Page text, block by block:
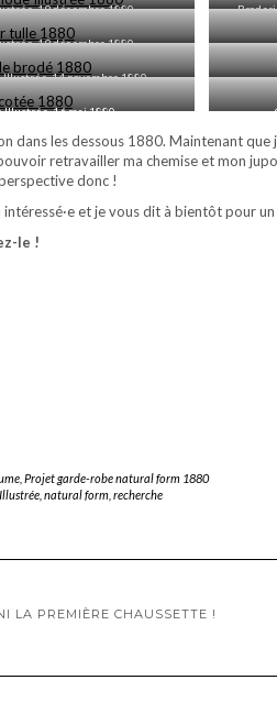
19 décembre 1880
19 décembre 1880
14 novembre 1880
Illustrée, 16 mai 1880
dans les dessous 1880. Maintenant que
retravailler ma chemise et mon
donc !
intéressé·e et je vous dit à bientôt pour
le !
, Projet garde-robe natural form 1880
, natural form recherche
LA PREMIÈRE CHAUSSETTE !